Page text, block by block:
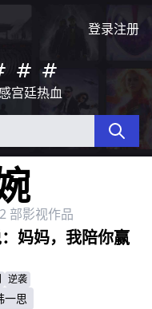
登录注册
宫廷热血
部影视作品
妈妈，我陪你赢
逆袭
一思